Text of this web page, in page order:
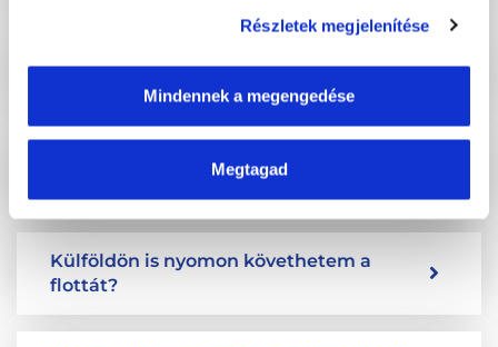
Részletek megjelenítése
Mindennek a megengedése
Megtagad
Honnan tudjam, hogy melyik termék
kell nekem?
Milyen jelentéseket hoz létre a
Külföldön is nyomon követhetem a
flottát?